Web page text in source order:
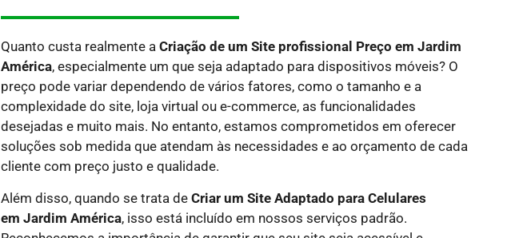
Quanto custa realmente a Criação de um Site profissional Preço em Jardim
América, especialmente um que seja adaptado para dispositivos móveis? O
preço pode variar dependendo de vários fatores, como o tamanho e a
complexidade do site, loja virtual ou e-commerce, as funcionalidades
desejadas e muito mais. No entanto, estamos comprometidos em oferecer
soluções sob medida que atendam às necessidades e ao orçamento de cada
cliente com preço justo e qualidade.
Além disso, quando se trata de Criar um Site Adaptado para Celulares
em Jardim América, isso está incluído em nossos serviços padrão.